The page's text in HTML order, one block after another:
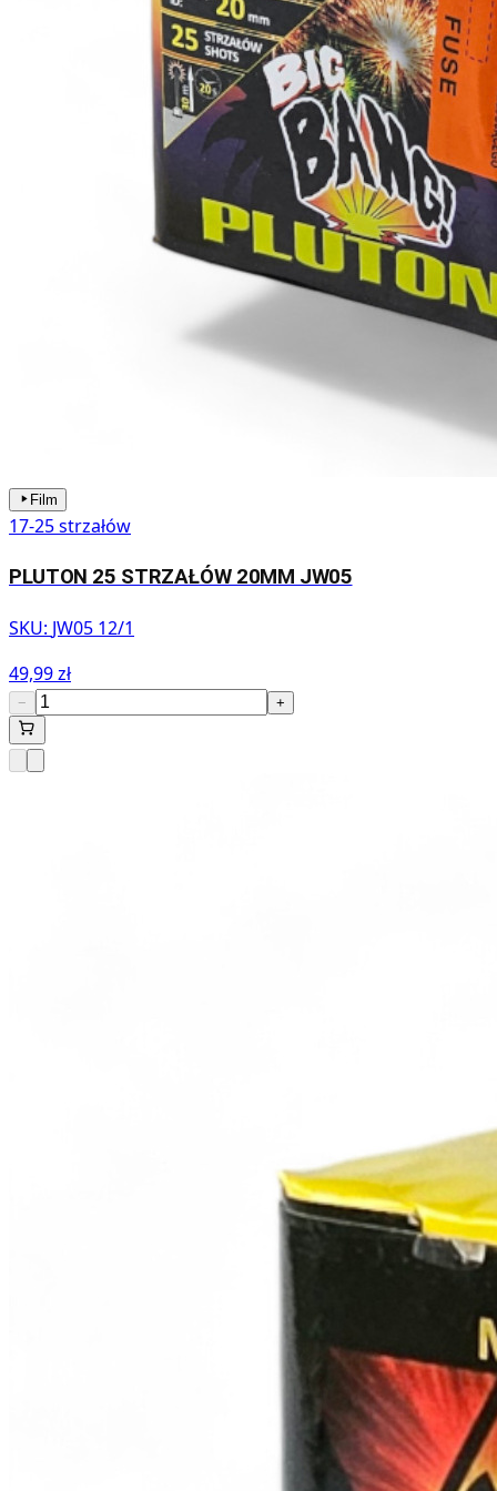
Film
17-25 strzałów
PLUTON 25 STRZAŁÓW 20MM JW05
SKU: JW05 12/1
49,99 zł
− +